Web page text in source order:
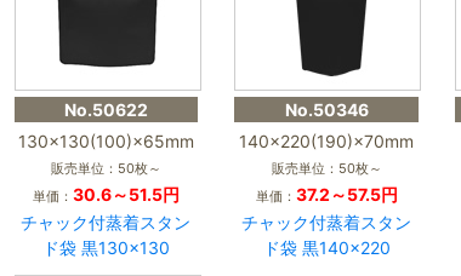
No.50622
130×130(100)×65mm
販売単位：50枚～
単価： 30.6～51.5円
チャック付蒸着スタン
ド袋 黒130×130
No.50346
140×220(190)×70mm
販売単位：50枚～
単価： 37.2～57.5円
チャック付蒸着スタン
ド袋 黒140×220